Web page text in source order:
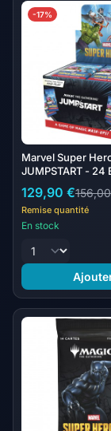
-17%
Marvel Super
JUMPSTART - 24
129,90 €
Remise quantité
En stock